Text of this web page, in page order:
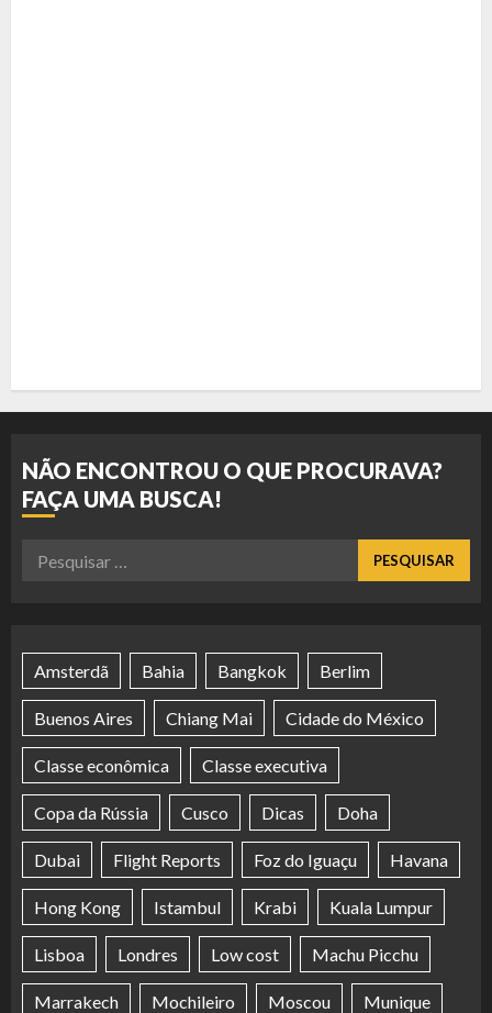
NÃO ENCONTROU O QUE PROCURAVA?
FAÇA UMA BUSCA!
Pesquisar
Amsterdã Bahia Bangkok Berlim
Buenos Aires Chiang Mai Cidade do México
Classe econômica Classe executiva
Copa da Rússia Cusco Dicas Doha
Dubai Flight Reports Foz do Iguaçu Havana
Hong Kong Istambul Krabi Kuala Lumpur
Lisboa Londres Low cost Machu Picchu
Marrakech Mochileiro Moscou Munique